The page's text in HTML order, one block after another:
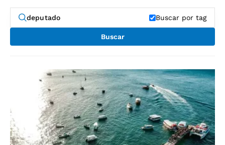
Buscar por tag
Buscar